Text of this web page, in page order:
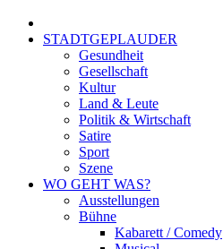
STADTGEPLAUDER
Gesundheit
Gesellschaft
Kultur
Land & Leute
Politik & Wirtschaft
Satire
Sport
Szene
WO GEHT WAS?
Ausstellungen
Bühne
Kabarett / Comedy